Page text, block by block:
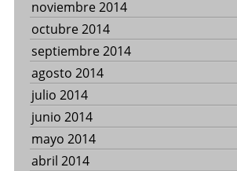
noviembre 2014
octubre 2014
septiembre 2014
agosto 2014
julio 2014
junio 2014
mayo 2014
abril 2014